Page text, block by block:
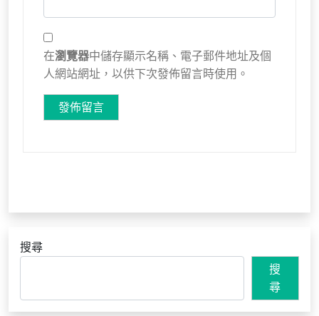
在瀏覽器中儲存顯示名稱、電子郵件地址及個
人網站網址，以供下次發佈留言時使用。
搜尋
搜
尋